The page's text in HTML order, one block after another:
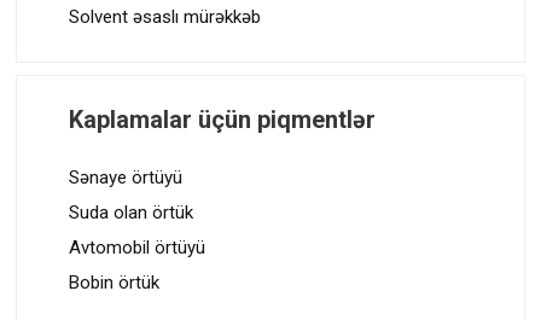
Solvent əsaslı mürəkkəb
Kaplamalar üçün piqmentlər
Sənaye örtüyü
Suda olan örtük
Avtomobil örtüyü
Bobin örtük